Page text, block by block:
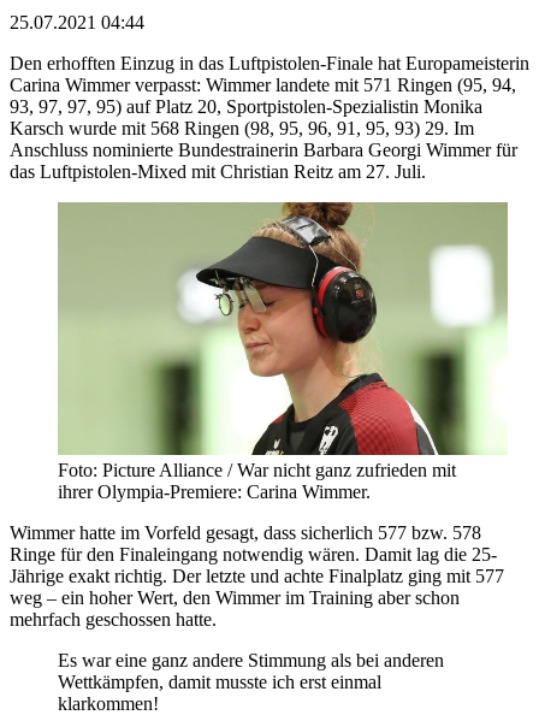
25.07.2021 04:44
Den erhofften Einzug in das Luftpistolen-Finale hat Europameisterin
Carina Wimmer verpasst: Wimmer landete mit 571 Ringen (95, 94,
93, 97, 97, 95) auf Platz 20, Sportpistolen-Spezialistin Monika
Karsch wurde mit 568 Ringen (98, 95, 96, 91, 95, 93) 29. Im
Anschluss nominierte Bundestrainerin Barbara Georgi Wimmer für
das Luftpistolen-Mixed mit Christian Reitz am 27. Juli.
Foto: Picture Alliance / War nicht ganz zufrieden mit
ihrer Olympia-Premiere: Carina Wimmer.
Wimmer hatte im Vorfeld gesagt, dass sicherlich 577 bzw. 578
Ringe für den Finaleingang notwendig wären. Damit lag die 25-
Jährige exakt richtig. Der letzte und achte Finalplatz ging mit 577
weg – ein hoher Wert, den Wimmer im Training aber schon
mehrfach geschossen hatte.
Es war eine ganz andere Stimmung als bei anderen
Wettkämpfen, damit musste ich erst einmal
klarkommen!